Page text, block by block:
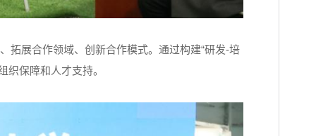
拓展合作领域、创新合作模式。通过构建“研发-培
保障和人才支持。